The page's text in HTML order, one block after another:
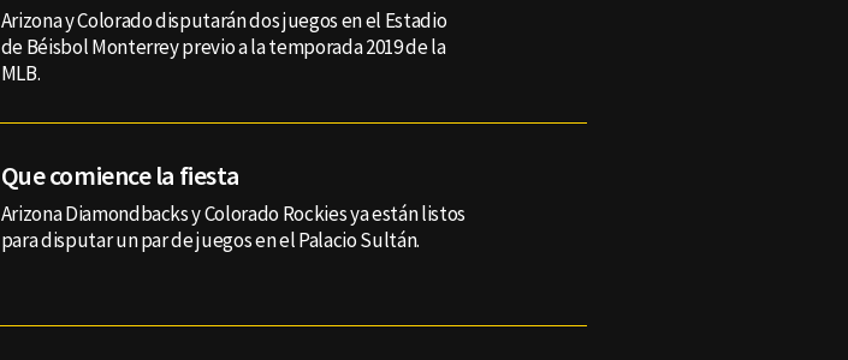
Arizona y Colorado disputarán dos juegos en el Estadio
de Béisbol Monterrey previo a la temporada 2019 de la
MLB.
Que comience la fiesta
Arizona Diamondbacks y Colorado Rockies ya están listos
para disputar un par de juegos en el Palacio Sultán.